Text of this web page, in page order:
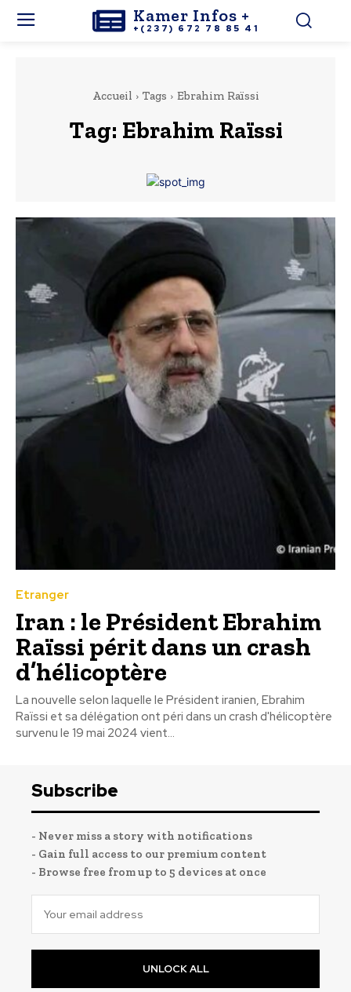
Kamer Infos +
+(237) 672 78 85 41
Accueil Tags Ebrahim Raïssi
Tag: Ebrahim Raïssi
Etranger
Iran : le Président Ebrahim
Raïssi périt dans un crash
d’hélicoptère
La nouvelle selon laquelle le Président iranien, Ebrahim
Raïssi et sa délégation ont péri dans un crash d'hélicoptère
survenu le 19 mai 2024 vient...
Subscribe
- Never miss a story with notifications
- Gain full access to our premium content
- Browse free from up to 5 devices at once
UNLOCK ALL